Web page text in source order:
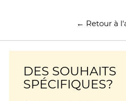
← Retour à
DES SOUHAITS
SPÉCIFIQUES?